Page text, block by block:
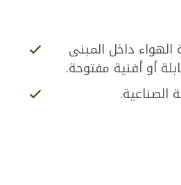
داخل المبنى
أو أفنية مفتوحة.
الصناعية.